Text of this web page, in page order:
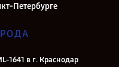
Петербурге
1641 в г. Краснодар